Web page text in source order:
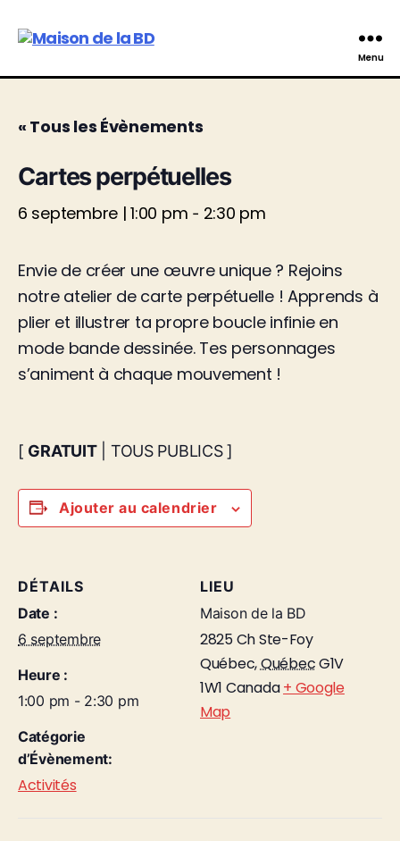
de
Menu
« Tous les Évènements
Cartes perpétuelles
6 septembre | 1:00 pm - 2:30 pm
Envie de créer une œuvre unique ? Rejoins
notre atelier de carte perpétuelle ! Apprends à
plier et illustrer ta propre boucle infinie en
mode bande dessinée. Tes personnages
s’animent à chaque mouvement !
[ GRATUIT| TOUS PUBLICS ]
Ajouter au calendrier
DÉTAILS
Date :
6 septembre
Heure :
1:00 pm - 2:30 pm
Catégorie
d’Évènement:
Activités
LIEU
Maison de la BD
2825 Ch Ste-Foy
Québec,QuébecG1V
1W1 Canada + Google
Map